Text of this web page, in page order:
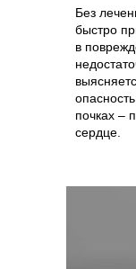
Без
быстро
в
почках –
сердце.